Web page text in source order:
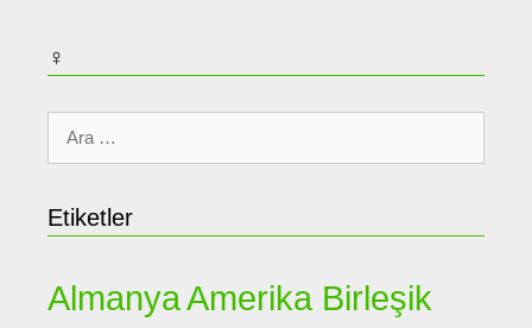
♀
için
Etiketler
AlmanyaAmerika Birleşik